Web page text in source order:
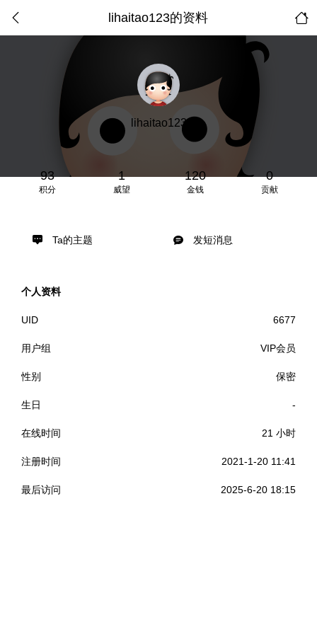
lihaitao123的资料
lihaitao123
93
积分
1
威望
120
金钱
0
贡献
Ta的主题 发短消息
个人资料
UID 6677
用户组 VIP会员
性别 保密
生日 -
在线时间 21 小时
注册时间 2021-1-20 11:41
最后访问 2025-6-20 18:15